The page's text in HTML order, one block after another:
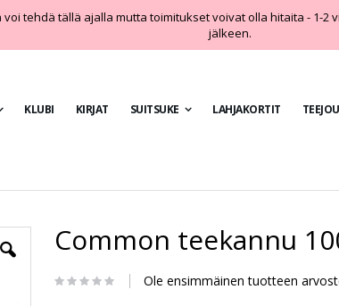
voi tehdä tällä ajalla mutta toimitukset voivat olla hitaita -
jälkeen.
KLUBI KIRJAT SUITSUKE LAHJAKORTIT
Common teekannu
Ole ensimmäinen tuotteen